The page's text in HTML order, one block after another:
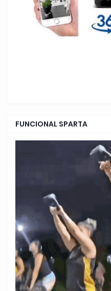
FUNCIONAL SPARTA